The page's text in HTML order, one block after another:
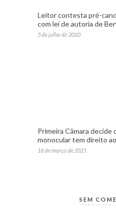
Leitor contesta pré-
com lei de autoria de
5 de julho de 2020
Primeira Câmara decide
monocular tem direito
16 de março de 2021
SEM